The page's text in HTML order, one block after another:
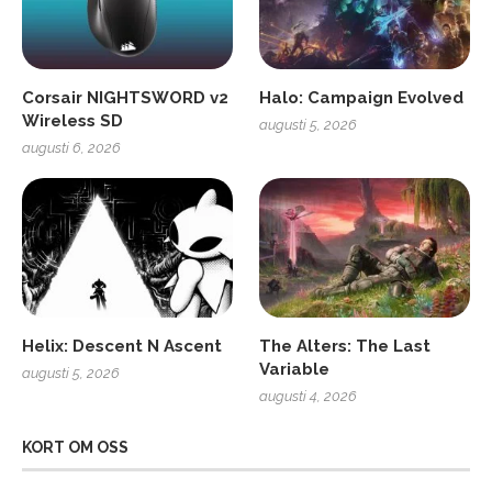
Corsair NIGHTSWORD v2
Wireless SD
augusti 6, 2026
Halo: Campaign Evolved
augusti 5, 2026
Helix: Descent N Ascent
augusti 5, 2026
The Alters: The Last
Variable
augusti 4, 2026
KORT OM OSS